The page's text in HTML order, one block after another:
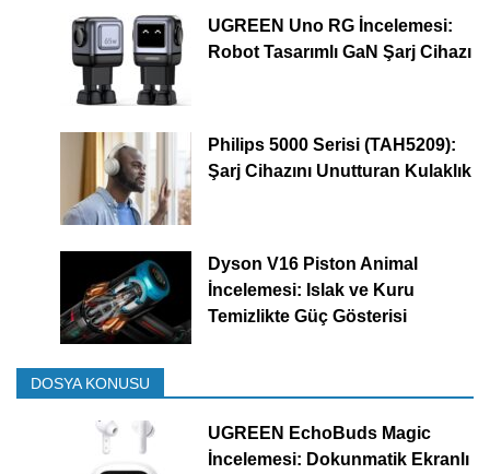
UGREEN Uno RG İncelemesi:
Robot Tasarımlı GaN Şarj Cihazı
Philips 5000 Serisi (TAH5209):
Şarj Cihazını Unutturan Kulaklık
Dyson V16 Piston Animal
İncelemesi: Islak ve Kuru
Temizlikte Güç Gösterisi
DOSYA KONUSU
UGREEN EchoBuds Magic
İncelemesi: Dokunmatik Ekranlı